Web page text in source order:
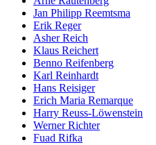
Jan Philipp Reemtsma
Erik Reger
Asher Reich
Klaus Reichert
Benno Reifenberg
Karl Reinhardt
Hans Reisiger
Erich Maria Remarque
Harry Reuss-Löwenstein
Werner Richter
Fuad Rifka